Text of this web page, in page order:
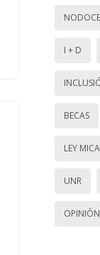
I + D
BECAS
LEY
UNR
OPINIÓN